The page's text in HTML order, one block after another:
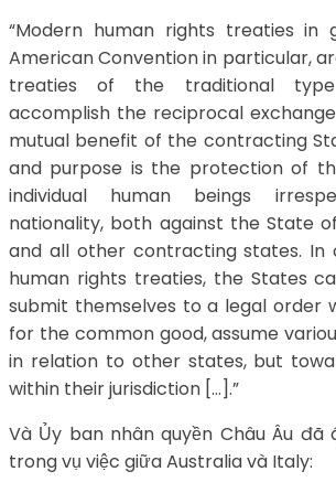
“Modern human rights treaties in
American Convention in particular,
treaties of the traditional
accomplish the reciprocal
mutual benefit of the contracting
and purpose is the protection of
individual human beings
nationality, both against the State
and all other contracting states. In
human rights treaties, the States
submit themselves to a legal order
for the common good, assume
in relation to other states, but
within their jurisdiction […].”
Và Ủy ban nhân quyền Châu Âu đã
trong vụ việc giữa Australia và Italy: